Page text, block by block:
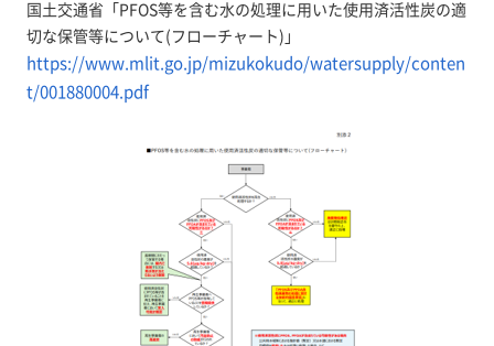
国土交通省「PFOS等を含む水の処理に用いた使用済活性炭の適
切な保管等について(フローチャート)」
https://www.mlit.go.jp/mizukokudo/watersupply/conten
t/001880004.pdf